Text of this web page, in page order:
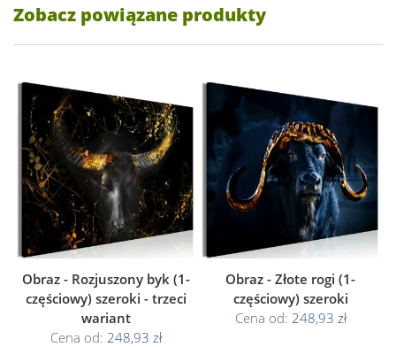
Zobacz powiązane produkty
Obraz - Rozjuszony byk (1-
częściowy) szeroki - trzeci
wariant
Cena od: 248,93 zł
Obraz - Złote rogi (1-
częściowy) szeroki
Cena od: 248,93 zł